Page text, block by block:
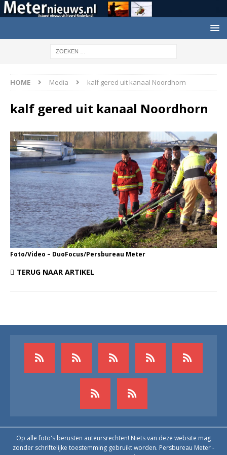
HOME Media kalf gered uit kanaal Noordhorn
kalf gered uit kanaal Noordhorn
Foto/Video – DuoFocus/Persbureau Meter
TERUG NAAR ARTIKEL
Op alle foto's berusten auteursrechten! Niets van deze website mag
zonder schriftelijke toestemming gebruikt worden. Persbureau Meter -